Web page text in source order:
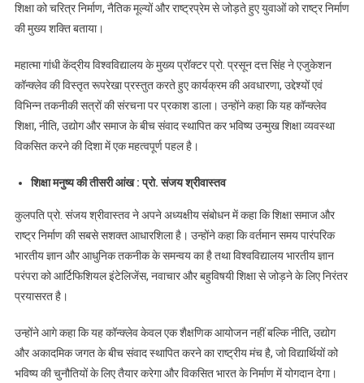
शिक्षा को चरित्र निर्माण, नैतिक मूल्यों और राष्ट्रप्रेम से जोड़ते हुए युवाओं को राष्ट्र निर्माण
की मुख्य शक्ति बताया।
महात्मा गांधी केंद्रीय विश्वविद्यालय के मुख्य प्रॉक्टर प्रो. प्रसून दत्त सिंह ने एजुकेशन
कॉन्क्लेव की विस्तृत रूपरेखा प्रस्तुत करते हुए कार्यक्रम की अवधारणा, उद्देश्यों एवं
विभिन्न तकनीकी सत्रों की संरचना पर प्रकाश डाला। उन्होंने कहा कि यह कॉन्क्लेव
शिक्षा, नीति, उद्योग और समाज के बीच संवाद स्थापित कर भविष्य उन्मुख शिक्षा व्यवस्था
विकसित करने की दिशा में एक महत्वपूर्ण पहल है।
शिक्षा मनुष्य की तीसरी आंख : प्रो. संजय श्रीवास्तव
कुलपति प्रो. संजय श्रीवास्तव ने अपने अध्यक्षीय संबोधन में कहा कि शिक्षा समाज और
राष्ट्र निर्माण की सबसे सशक्त आधारशिला है। उन्होंने कहा कि वर्तमान समय पारंपरिक
भारतीय ज्ञान और आधुनिक तकनीक के समन्वय का है तथा विश्वविद्यालय भारतीय ज्ञान
परंपरा को आर्टिफिशियल इंटेलिजेंस, नवाचार और बहुविषयी शिक्षा से जोड़ने के लिए निरंतर
प्रयासरत है।
उन्होंने आगे कहा कि यह कॉन्क्लेव केवल एक शैक्षणिक आयोजन नहीं बल्कि नीति, उद्योग
और अकादमिक जगत के बीच संवाद स्थापित करने का राष्ट्रीय मंच है, जो विद्यार्थियों को
भविष्य की चुनौतियों के लिए तैयार करेगा और विकसित भारत के निर्माण में योगदान देगा।